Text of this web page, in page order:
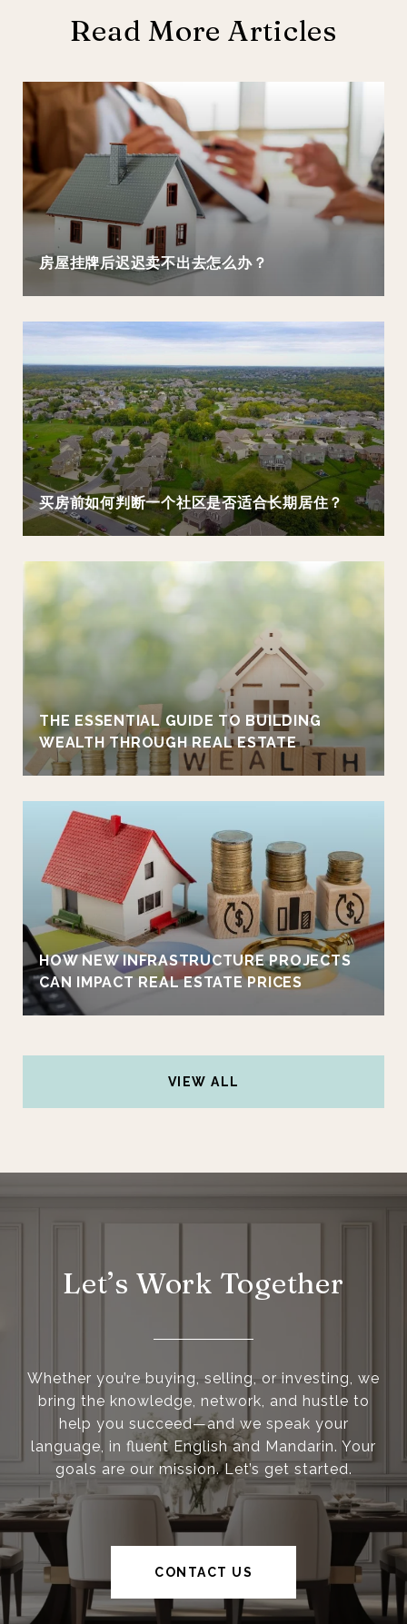
Read More Articles
房屋挂牌后迟迟卖不出去怎么办？
买房前如何判断一个社区是否适合长期居住？
THE ESSENTIAL GUIDE TO BUILDING
WEALTH THROUGH REAL ESTATE
HOW NEW INFRASTRUCTURE PROJECTS
CAN IMPACT REAL ESTATE PRICES
VIEW ALL
Let’s Work Together
Whether you’re buying, selling, or investing, we
bring the knowledge, network, and hustle to
help you succeed—and we speak your
language, in fluent English and Mandarin. Your
goals are our mission. Let’s get started.
CONTACT US